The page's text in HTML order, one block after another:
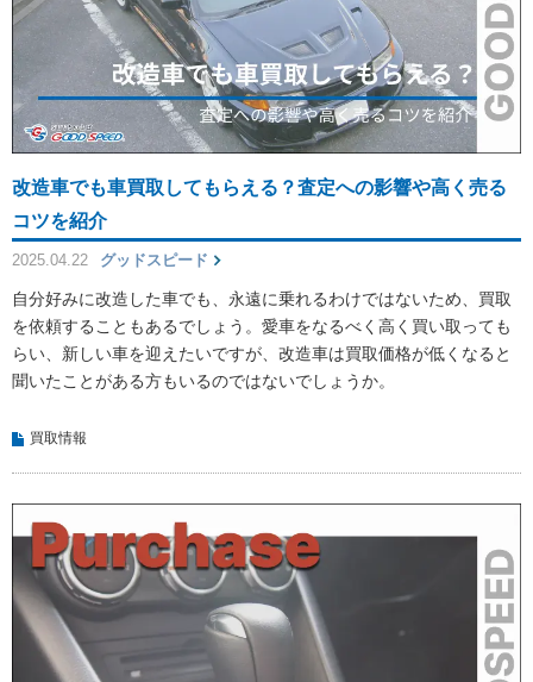
改造車でも車買取してもらえる？査定への影響や高く売る
コツを紹介
2025.04.22 グッドスピード
自分好みに改造した車でも、永遠に乗れるわけではないため、買取
を依頼することもあるでしょう。愛車をなるべく高く買い取っても
らい、新しい車を迎えたいですが、改造車は買取価格が低くなると
聞いたことがある方もいるのではないでしょうか。
買取情報